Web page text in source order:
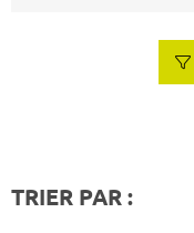
TRIER PAR :